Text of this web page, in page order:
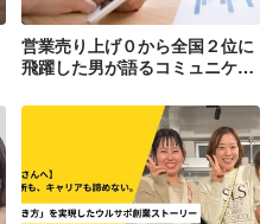
営業売り上げ０から全国２位に
飛躍した男が語るコミュニケー